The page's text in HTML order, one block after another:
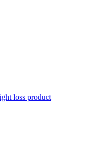
loss product